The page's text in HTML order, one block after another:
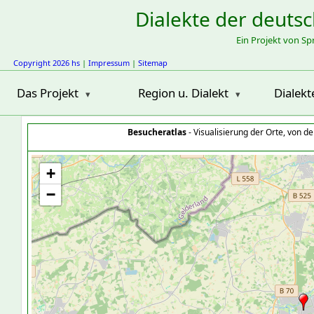
Dialekte der
Ein Projekt von
Copyright 2026 hs | Impressum | Sitemap
Das Projekt Region u. Dialekt
Besucheratlas- Visualisierung der Orte, von
+
−